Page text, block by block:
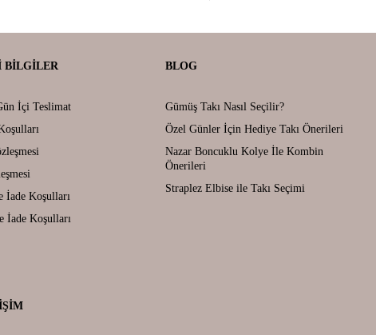
BILGILER
İçi Teslimat
İade Koşulları
İade Koşulları
BLOG
Gümüş Takı Nasıl Seçilir?
Özel Günler İçin Hediye Takı Önerileri
Nazar Boncuklu Kolye İle Kombin
Önerileri
Straplez Elbise ile Takı Seçimi